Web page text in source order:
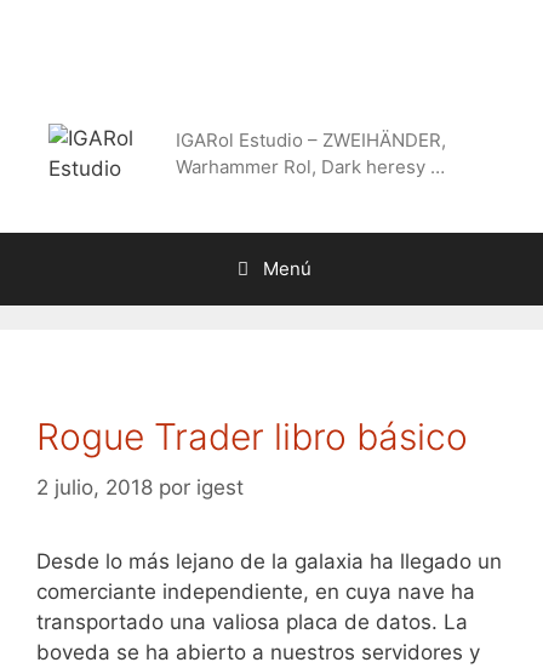
IGARol Estudio – ZWEIHÄNDER,
Warhammer Rol, Dark heresy …
Menú
Rogue Trader libro básico
2 julio, 2018 por igest
Desde lo más lejano de la galaxia ha llegado un
comerciante independiente, en cuya nave ha
transportado una valiosa placa de datos. La
boveda se ha abierto a nuestros servidores y